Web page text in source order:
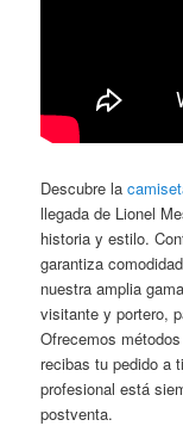
Descubre la
llegada de Lionel
historia y estilo.
garantiza
nuestra amplia
visitante y portero,
Ofrecemos
recibas tu pedido a
profesional está
postventa.